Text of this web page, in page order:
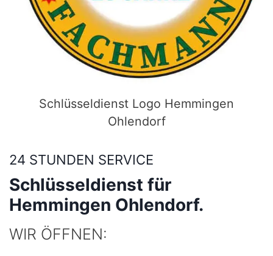
Schlüsseldienst Logo Hemmingen
Ohlendorf
24 STUNDEN SERVICE
Schlüsseldienst für
Hemmingen Ohlendorf.
WIR ÖFFNEN: